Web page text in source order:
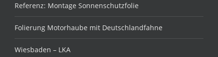
Referenz: Montage Sonnenschutzfolie
Folierung Motorhaube mit Deutschlandfahne
Wiesbaden – LKA